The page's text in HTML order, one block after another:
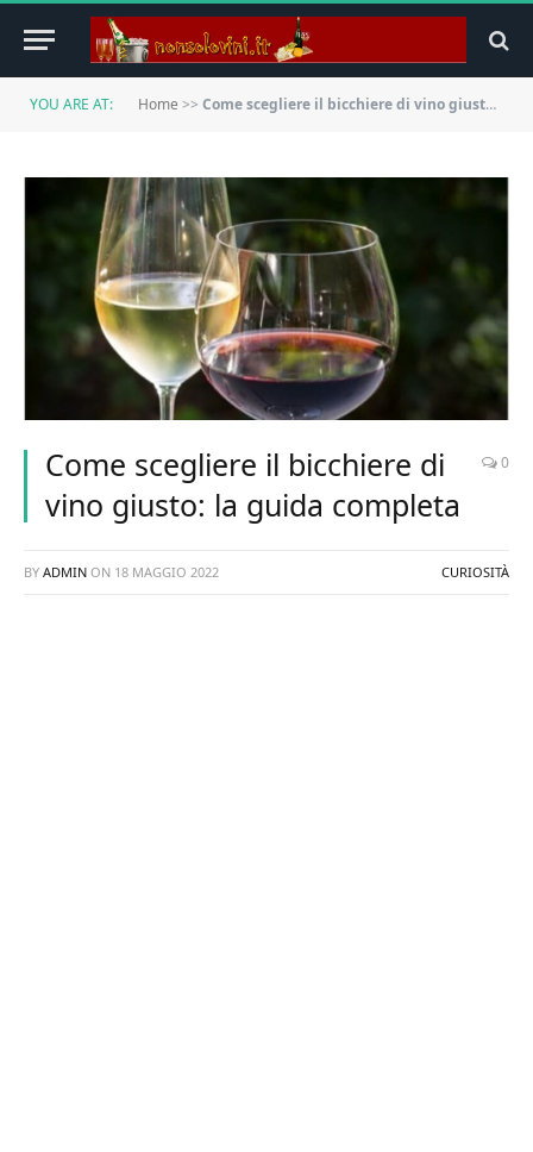
YOU ARE AT: Home >> Come scegliere il bicchiere di vino giusto: la guida completa
Come scegliere il bicchiere di
vino giusto: la guida completa
0
BY ADMIN ON 18 MAGGIO 2022 CURIOSITÀ